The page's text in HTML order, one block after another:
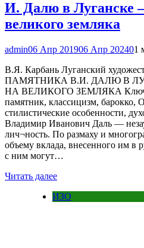
И. Далю в Луганске –
великого земляка
admin06 Апр 201906 Апр 202401
В.Я. Карбань Луганский
ПАМЯТНИКА В.И. ДАЛЮ В
НА ВЕЛИКОГО ЗЕМЛЯКА
памятник, классицизм, барокко,
стилистические особенности,
Владимир Иванович Даль —
лич¬ность. По размаху и
объему вклада, внесенного им в
с ним могут…
Читать далее
ИЗО